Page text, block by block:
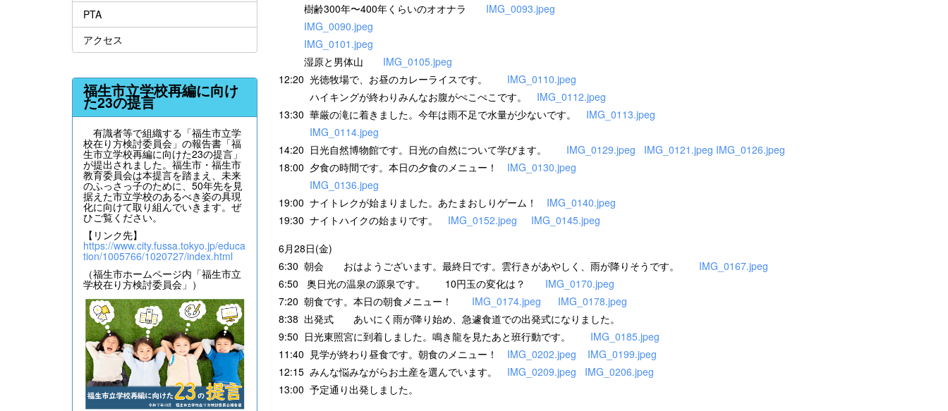
樹齢300年〜400年くらいのオオナラ IMG_0093.jpeg
IMG_0090.jpeg
IMG_0101.jpeg
湿原と男体山 IMG_0105.jpeg
12:20 光徳牧場で、お昼のカレーライスです。 IMG_0110.jpeg
ハイキングが終わりみんなお腹がぺこぺこです。 IMG_0112.jpeg
13:30 華厳の滝に着きました。今年は雨不足で水量が少ないです。 IMG_0113.jpeg
IMG_0114.jpeg
14:20 日光自然博物館です。日光の自然について学びます。 IMG_0129.jpeg IMG_0121.jpeg IMG_0126.jpeg
18:00 夕食の時間です。本日の夕食のメニュー！ IMG_0130.jpeg
IMG_0136.jpeg
19:00 ナイトレクが始まりました。あたまおしりゲーム！ IMG_0140.jpeg
19:30 ナイトハイクの始まりです。 IMG_0152.jpeg
IMG_0145.jpeg
6月28日(金)
6:30 朝会 おはようございます。最終日です。雲行きがあやしく、雨が降りそうです。 IMG_0167.jpeg
6:50 奥日光の温泉の源泉です。 10円玉の変化は？ IMG_0170.jpeg
7:20 朝食です。本日の朝食メニュー！ IMG_0174.jpeg
IMG_0178.jpeg
8:38 出発式 あいにく雨が降り始め、急遽食道での出発式になりました。
9:50 日光東照宮に到着しました。鳴き龍を見たあと班行動です。 IMG_0185.jpeg
11:40 見学が終わり昼食です。朝食のメニュー！ IMG_0202.jpeg
IMG_0199.jpeg
12:15 みんな悩みながらお土産を選んでいます。 IMG_0209.jpeg
IMG_0206.jpeg
13:00 予定通り出発しました。
PTA
アクセス
福生市立学校再編に向け
た23の提言
有識者等で組織する「福生市立学
校在り方検討委員会」の報告書「福
生市立学校再編に向けた23の提言」
が提出されました。福生市・福生市
教育委員会は本提言を踏まえ、未来
のふっさっ子のために、50年先を見
据えた市立学校のあるべき姿の具現
化に向けて取り組んでいきます。ぜ
ひご覧ください。
【リンク先】
https://www.city.fussa.tokyo.jp/educa
tion/1005766/1020727/index.html
（福生市ホームページ内「福生市立
学校在り方検討委員会」）